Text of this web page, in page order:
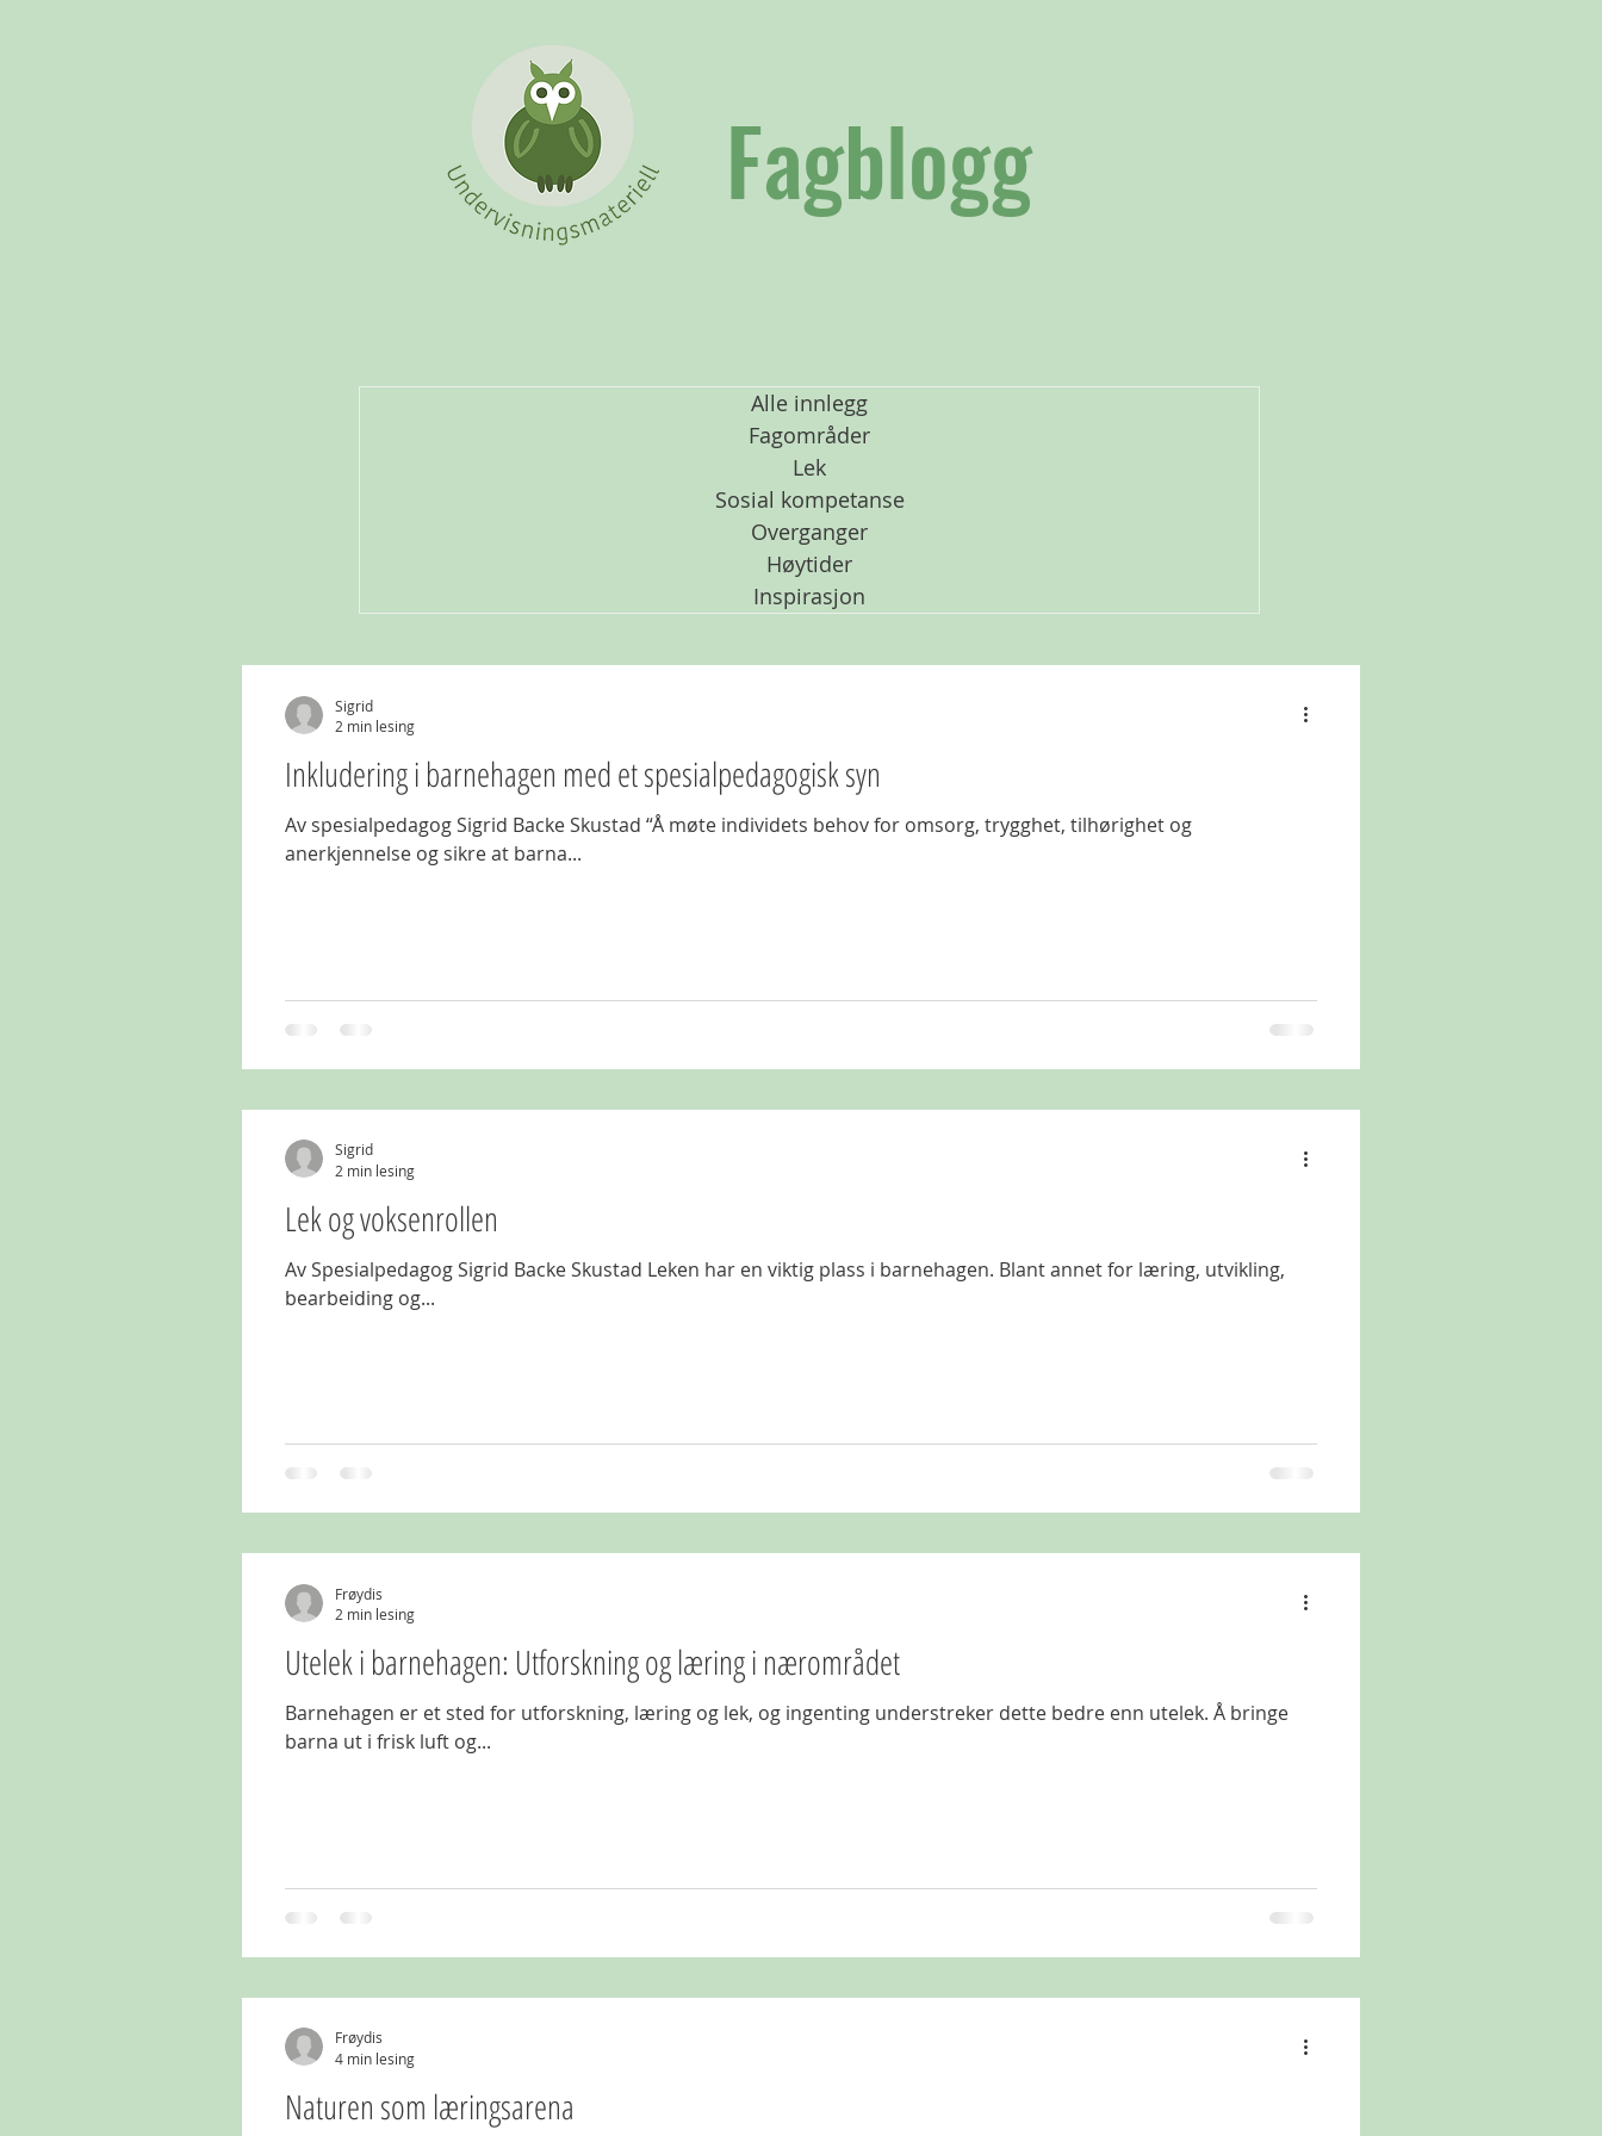
Fagblogg
Alle innlegg
Fagområder
Lek
Sosial kompetanse
Overganger
Høytider
Inspirasjon
Inkludering i barnehagen med et spesialpedagogisk syn
Av spesialpedagog Sigrid Backe Skustad “Å møte individets behov for omsorg, trygghet, tilhørighet og
anerkjennelse og sikre at barna...
Sigrid
2 min lesing
Lek og voksenrollen
Av Spesialpedagog Sigrid Backe Skustad Leken har en viktig plass i barnehagen. Blant annet for læring, utvikling,
bearbeiding og...
Sigrid
2 min lesing
Utelek i barnehagen: Utforskning og læring i nærområdet
Barnehagen er et sted for utforskning, læring og lek, og ingenting understreker dette bedre enn utelek. Å bringe
barna ut i frisk luft og...
Frøydis
2 min lesing
Naturen som læringsarena
Frøydis
4 min lesing